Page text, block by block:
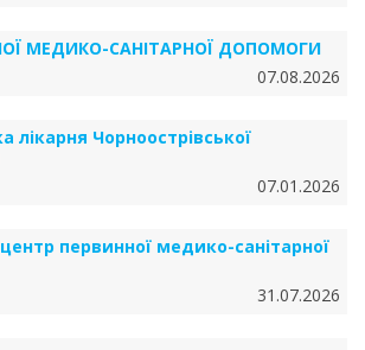
МЕДИКО-САНІТАРНОЇ ДОПОМОГИ
07.08.2026
лікарня Чорноострівської
07.01.2026
первинної медико-санітарної
31.07.2026